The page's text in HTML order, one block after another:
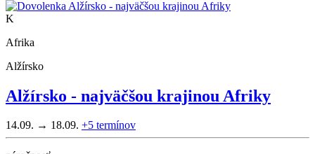
K
Afrika
Alžírsko
Alžírsko - najväčšou krajinou Afriky
14.09. → 18.09. +5 termínov